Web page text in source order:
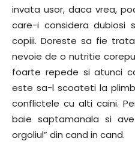
invata usor, daca vrea,
care-i considera dubiosi
copiii. Doreste sa fie
nevoie de o nutritie
foarte repede si atunci
este sa-l scoateti la
conflictele cu alti caini.
baie saptamanala si
orgoliul” din cand in cand.